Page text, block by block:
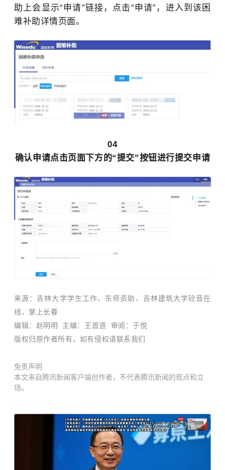
助上会显示“申请”链接，点击“申请”，进入到该困
难补助详情页面。
04
确认申请点击页面下方的“提交”按钮进行提交申请
来源： 吉林大学学生工作、东师资助、吉林建筑大学砼音在
线、 掌上长春
编辑：赵明明 主编：王首道 审阅：于悦
版权归原作者所有，如有侵权请联系我们
免责声明
本文来自腾讯新闻客户端创作者，不代表腾讯新闻的观点和立
场。
广告